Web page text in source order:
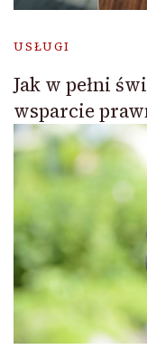
USŁUGI
Jak w pełni
wsparcie